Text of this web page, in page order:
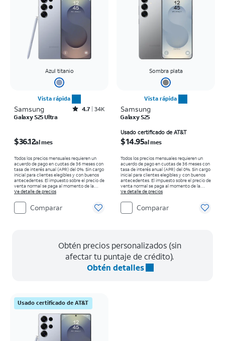
Azul titanio
Vista rápida
Samsung Rated4.7out of 5 stars with34647reviews
4.7 34K
Galaxy S25 Ultra
$36.12al mes
Todos los precios mensuales requieren un
acuerdo de pago en cuotas de 36 meses con
tasa de interés anual (APR) del 0%. Sin cargo
inicial para clientes elegibles y con buenos
antecedentes. El impuesto sobre el precio de
venta normal se paga al momento de la
compra. Existen restricciones.
Ve detalle de precios
Comparar
Sombra plata
Vista rápida
Samsung
Galaxy S25
Usado certificado de AT&T
$14.95al mes
Todos los precios mensuales requieren un
acuerdo de pago en cuotas de 36 meses con
tasa de interés anual (APR) del 0%. Sin cargo
inicial para clientes elegibles y con buenos
antecedentes. El impuesto sobre el precio de
venta normal se paga al momento de la
compra. Existen restricciones.
Ve detalle de precios
Comparar
Obtén precios personalizados (sin
afectar tu puntaje de crédito).
Obtén detalles
Usado certificado de AT&T